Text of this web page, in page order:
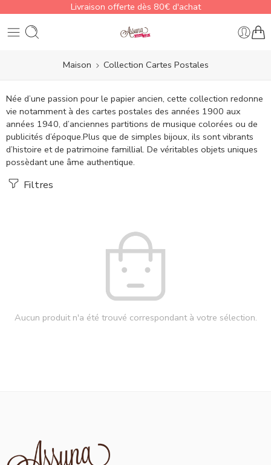
Livraison offerte dès 80€ d'achat
Maison Collection Cartes Postales
Née d’une passion pour le papier ancien, cette collection redonne
vie notamment à des cartes postales des années 1900 aux
années 1940, d’anciennes partitions de musique colorées ou de
publicités d’époque.Plus que de simples bijoux, ils sont vibrants
d’histoire et de patrimoine famillial. De véritables objets uniques
possèdant une âme authentique.
Filtres
Aucun produit n'a été trouvé correspondant à votre sélection.